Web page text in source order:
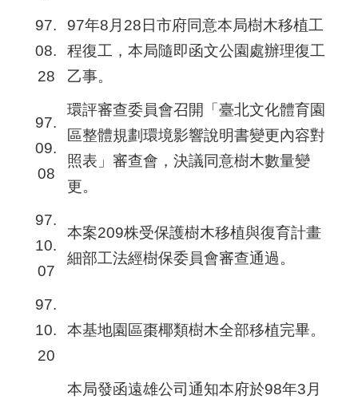
97.
08.
28
97年8月28日市府同意本局樹木移植工
程復工，本局隨即函文公園處辦理復工
乙事。
97.
09.
08
環評審查委員會召開「臺北文化體育園
區整體規劃環境影響說明書變更內容對
照表」審查會，決議同意樹木數量變
更。
97.
10.
07
本案209株受保護樹木移植與復育計畫
細部工法經樹保委員會審查通過。
97.
10.
20
本基地園區棗椰類樹木全部移植完畢。
本局發函遠雄公司通知本府於98年3月